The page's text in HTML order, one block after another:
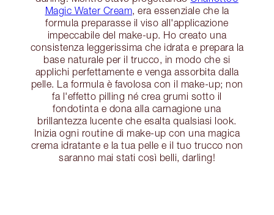
Magic Water Cream, era essenziale che la
formula preparasse il viso all'applicazione
impeccabile del make-up. Ho creato una
consistenza leggerissima che idrata e prepara la
base naturale per il trucco, in modo che si
applichi perfettamente e venga assorbita dalla
pelle. La formula è favolosa con il make-up; non
fa l'effetto pilling né crea grumi sotto il
fondotinta e dona alla carnagione una
brillantezza lucente che esalta qualsiasi look.
Inizia ogni routine di make-up con una magica
crema idratante e la tua pelle e il tuo trucco non
saranno mai stati così belli, darling!